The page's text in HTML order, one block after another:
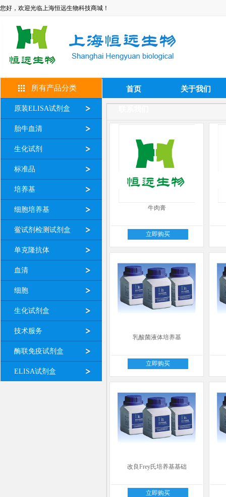
您好，欢迎光临上海恒远生物科技商城！
所有产品分类
原装ELISA试剂盒
胎牛血清
生化试剂
标准品
培养基
细胞培养基
鲎试剂检测试剂盒
单克隆抗体
血清
细胞
生化试剂盒
技术服务
酶联免疫试剂盒
ELISA试剂盒
首页 关于我们
牛肉膏
立即购买
乳酸菌液体培养基
立即购买
改良Frey氏培养基基础
立即购买